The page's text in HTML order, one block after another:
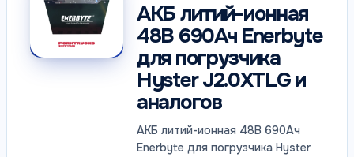
АКБ литий-ионная
48В 690Ач Enerbyte
для погрузчика
Hyster J2.0XTLG и
аналогов
АКБ литий-ионная 48В 690Ач
Enerbyte для погрузчика Hyster